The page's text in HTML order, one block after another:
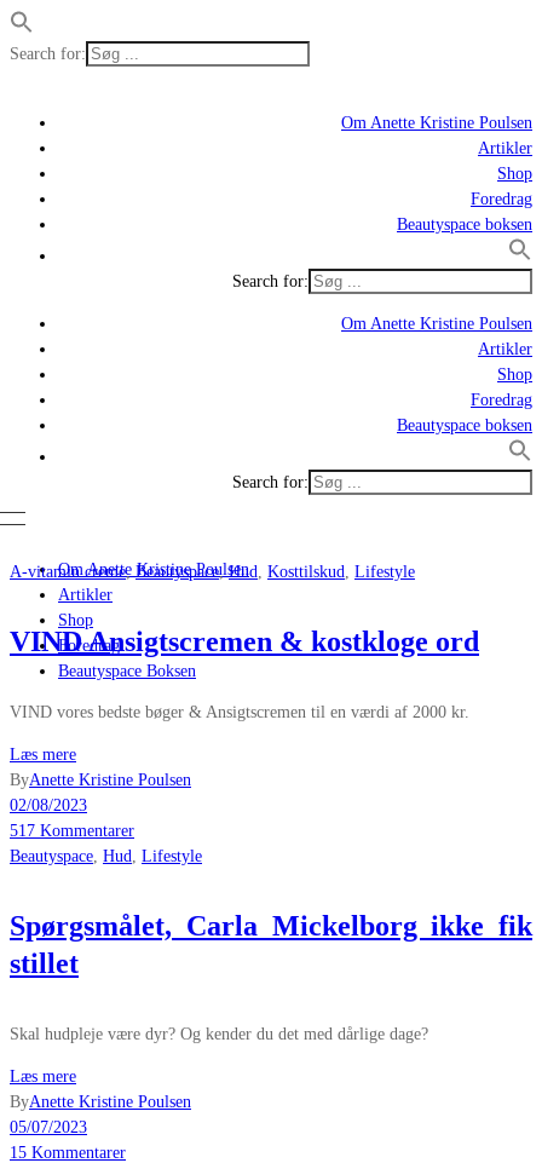
Search for:
Om Anette Kristine Poulsen
Artikler
Shop
Foredrag
Beautyspace boksen
Search for:
Om Anette Kristine Poulsen
Artikler
Shop
Foredrag
Beautyspace boksen
Search for:
Om Anette Kristine Poulsen
Artikler
Shop
Foredrag
Beautyspace Boksen
A-vitamin creme,Beautyspace,Hud, Kosttilskud, Lifestyle
VIND Ansigtscremen & kostkloge ord
VIND vores bedste bøger & Ansigtscremen til en værdi af 2000 kr.
Læs mere
ByAnette Kristine Poulsen
02/08/2023
517 Kommentarer
Beautyspace Hud Lifestyle
Spørgsmålet, Carla Mickelborg ikke fik
stillet
Skal hudpleje være dyr? Og kender du det med dårlige dage?
Læs mere
ByAnette Kristine Poulsen
05/07/2023
15 Kommentarer